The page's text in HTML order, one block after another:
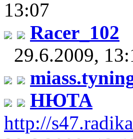
13:07
Racer_102
29.6.2009,
НЮТА
http://